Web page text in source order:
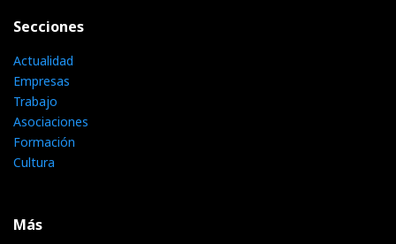
Secciones
Actualidad
Empresas
Trabajo
Asociaciones
Formación
Cultura
Más